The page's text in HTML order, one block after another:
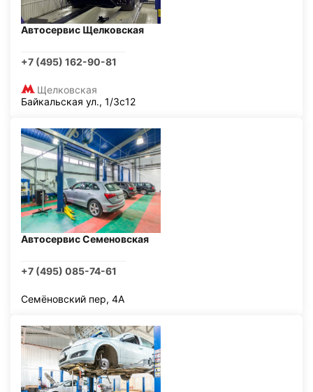
Автосервис Щелковская
+7 (495) 162-90-81
Щелковская
Байкальская ул., 1/3с12
Автосервис Семеновская
+7 (495) 085-74-61
Семёновский пер, 4А